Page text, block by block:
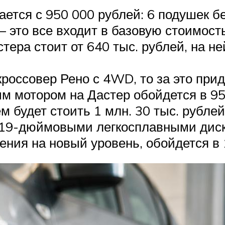
с 950 000 рублей: 6 подушек
все входит в базовую
стоит от 640 тыс. рублей, на
Рено с 4WD, то за это
мотором на Дастер обойдется в
будет стоить 1 млн. 30 тыс.
дюймовыми легкосплавными
на новый уровень, обойдется в